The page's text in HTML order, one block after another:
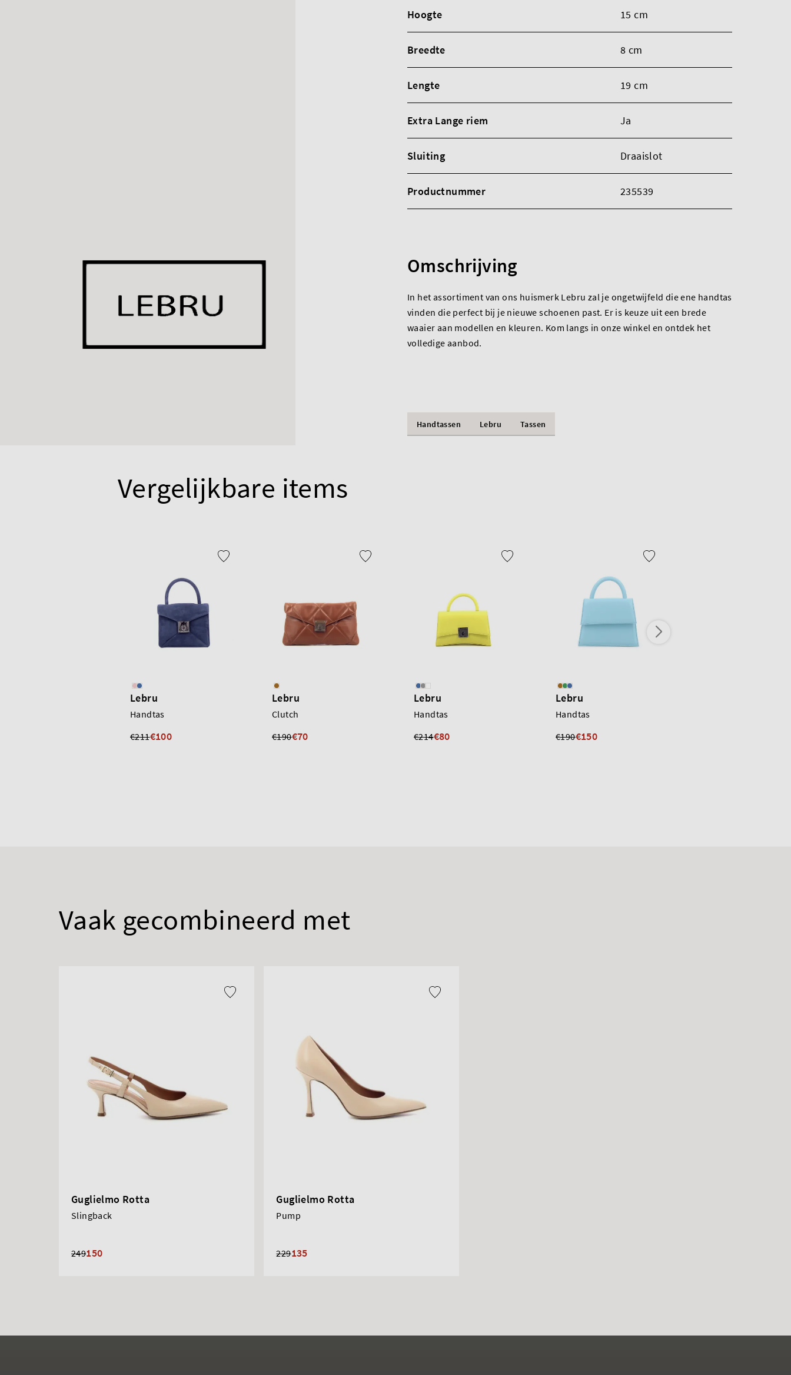
Hoogte 15 cm
Breedte 8 cm
Lengte 19 cm
Extra Lange riem Ja
Sluiting Draaislot
Productnummer 235539
Omschrijving
In het assortiment van ons huismerk Lebru zal je ongetwijfeld die ene handtas
vinden die perfect bij je nieuwe schoenen past. Er is keuze uit een brede
waaier aan modellen en kleuren. Kom langs in onze winkel en ontdek het
volledige aanbod.
Handtassen Lebru Tassen
Vergelijkbare items
Lebru
Handtas
€211€100
Lebru
Clutch
€190€70
Lebru
Handtas
€214€80
Lebru
Handtas
€190€150
Vaak gecombineerd met
Guglielmo Rotta
Slingback
249150
Guglielmo Rotta
Pump
229135